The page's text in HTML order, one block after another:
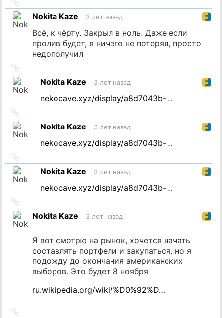
на
источник
Nokita Kaze 3 лет назад
Всё, к чёрту. Закрыл в ноль. Даже если
пролив будет, я ничего не потерял, просто
недополучил
на
источникNokita Kaze 3 лет назад
nekocave.xyz/display/a8d7043b-…
на
источникNokita Kaze 3 лет назад
nekocave.xyz/display/a8d7043b-…
на
источникNokita Kaze 3 лет назад
nekocave.xyz/display/a8d7043b-…
на
источник
Nokita Kaze 3 лет назад
Я вот смотрю на рынок, хочется начать
составлять портфели и закупаться, но я
подожду до окончания американских
выборов. Это будет 8 ноября
ru.wikipedia.org/wiki/%D0%92%D…